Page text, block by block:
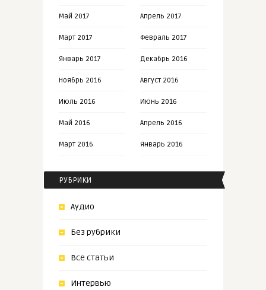
Май 2017 Апрель 2017
Март 2017 Февраль 2017
Январь 2017 Декабрь 2016
Ноябрь 2016 Август 2016
Июль 2016 Июнь 2016
Май 2016 Апрель 2016
Март 2016 Январь 2016
РУБРИКИ
Аудио
Без рубрики
Все статьи
Интервью